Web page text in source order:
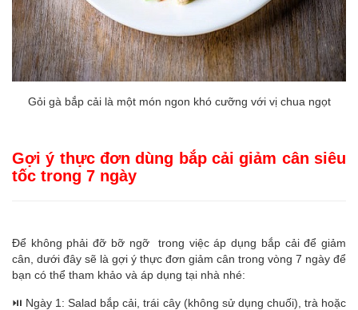
Gỏi gà bắp cải là một món ngon khó cưỡng với vị chua ngọt
Gợi ý thực đơn dùng bắp cải giảm cân siêu
tốc trong 7 ngày
Để không phải đỡ bỡ ngỡ trong việc áp dụng bắp cải để giảm
cân, dưới đây sẽ là gợi ý thực đơn giảm cân trong vòng 7 ngày để
bạn có thể tham khảo và áp dụng tại nhà nhé:
⏯️ Ngày 1: Salad bắp cải, trái cây (không sử dụng chuối), trà hoặc